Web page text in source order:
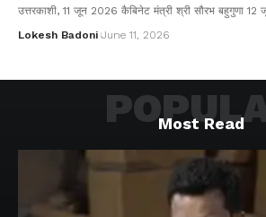
उत्तरकाशी, 11 जून 2026 कैबिनेट मंत्री श्री सौरभ बहुगुणा
Lokesh Badoni June 11, 2026
Most Read